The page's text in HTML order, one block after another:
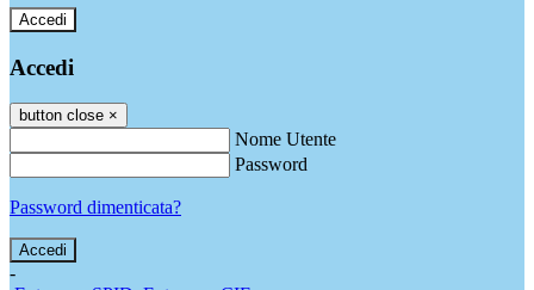
Accedi
Accedi
button close ×
Nome Utente
Password
Password dimenticata?
-